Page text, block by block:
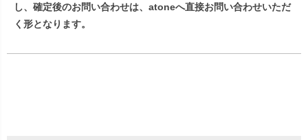
し、確定後のお問い合わせは、atoneへ直接お問い合わせいただ
く形となります。